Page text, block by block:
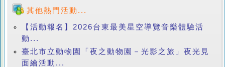
其他熱門活動...
【活動報名】2026台東最美星空導覽音樂體驗活
動...
臺北市立動物園「夜之動物園－光影之旅」夜光見
面繪活動...